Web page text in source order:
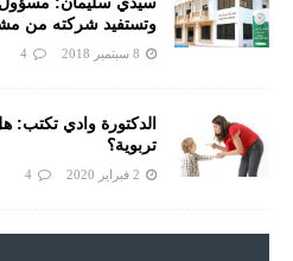
وتستفيد شركته من
8 سبتمبر 2018 4
الدكتورة وادي
تربوية؟
2 فبراير 2020 4